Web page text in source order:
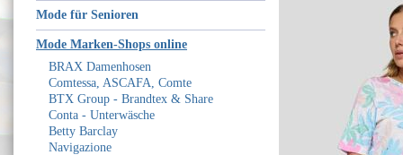
Mode für Senioren
Mode Marken-Shops online
BRAX Damenhosen
Comtessa, ASCAFA, Comte
BTX Group - Brandtex & Share
Conta - Unterwäsche
Betty Barclay
Navigazione